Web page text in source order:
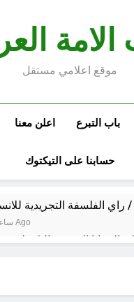
موقع اعلامي مستقل
باب التبرع اعلن معنا
حسابنا على التيكتوك
/ راي الفلسفة التجريدية
ساعتين Ago
الخفايا النووية